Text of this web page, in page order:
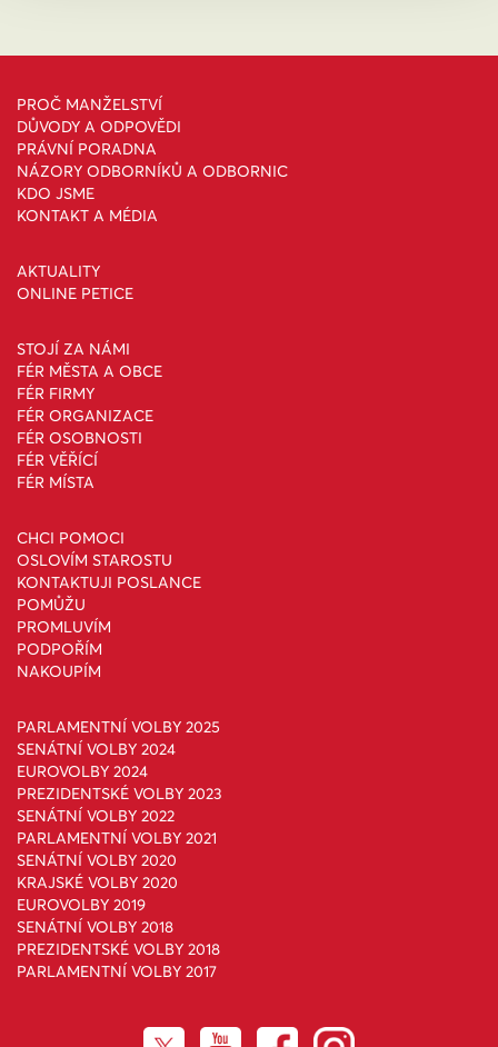
PROČ MANŽELSTVÍ
DŮVODY A ODPOVĚDI
PRÁVNÍ PORADNA
NÁZORY ODBORNÍKŮ A ODBORNIC
KDO JSME
KONTAKT A MÉDIA
AKTUALITY
ONLINE PETICE
STOJÍ ZA NÁMI
FÉR MĚSTA A OBCE
FÉR FIRMY
FÉR ORGANIZACE
FÉR OSOBNOSTI
FÉR VĚŘÍCÍ
FÉR MÍSTA
CHCI POMOCI
OSLOVÍM STAROSTU
KONTAKTUJI POSLANCE
POMŮŽU
PROMLUVÍM
PODPOŘÍM
NAKOUPÍM
PARLAMENTNÍ VOLBY 2025
SENÁTNÍ VOLBY 2024
EUROVOLBY 2024
PREZIDENTSKÉ VOLBY 2023
SENÁTNÍ VOLBY 2022
PARLAMENTNÍ VOLBY 2021
SENÁTNÍ VOLBY 2020
KRAJSKÉ VOLBY 2020
EUROVOLBY 2019
SENÁTNÍ VOLBY 2018
PREZIDENTSKÉ VOLBY 2018
PARLAMENTNÍ VOLBY 2017